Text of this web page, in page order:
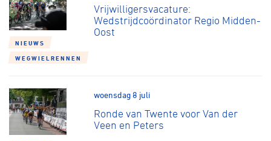
NIEUWS
WEGWIELRENNEN
Vrijwilligersvacature:
Wedstrijdcoördinator Regio Midden-
Oost
woensdag 8 juli
Ronde van Twente voor Van der
Veen en Peters